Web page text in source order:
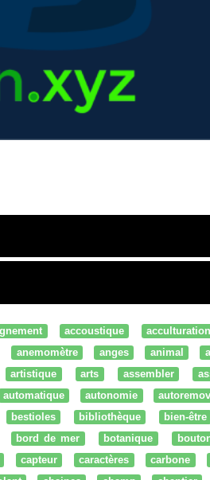
accoustique acculturation
anemomètre
anges animal
artistique
arts assembler
automatique
autonomie
bestioles
bibliothèque bien-être
bord de mer
botanique
capteur
caractères carbone